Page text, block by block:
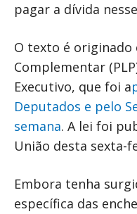
pagar a dívida
O texto é originado
Complementar
Executivo, que foi a
Deputados e pelo
semana. A lei foi
União desta sexta-
Embora tenha
específica das